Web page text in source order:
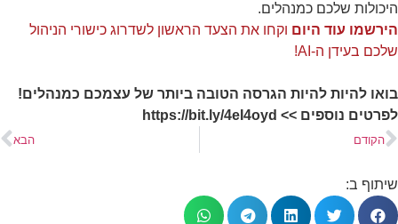
היכולות שלכם כמנהלים.
הירשמו עוד היום וקחו את הצעד הראשון לשדרוג כישורי הניהול
שלכם בעידן ה-AI!
בואו להיות להיות הגרסה הטובה ביותר של עצמכם כמנהלים!
לפרטים נוספים >> https://bit.ly/4eI4oyd
הקודם הבא
שיתוף ב: